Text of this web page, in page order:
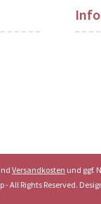
Versandkosten und ggf.
- All Rights Reserved.